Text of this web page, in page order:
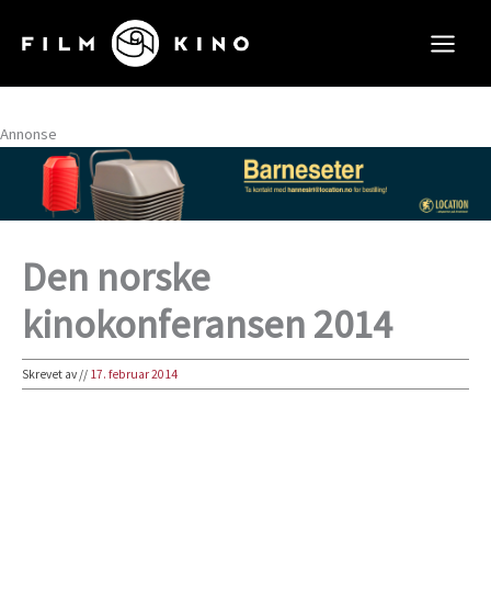
rett
innholdet
Annonse
Den norske
kinokonferansen 2014
Skrevet av// 17. februar 2014